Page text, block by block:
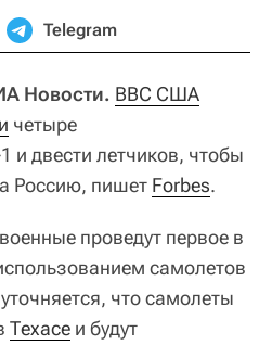
Telegram
Новости. ВВС США
четыре
двести летчиков, чтобы
Россию, пишет Forbes.
проведут первое в
самолетов
что самолеты
Техасе и будут